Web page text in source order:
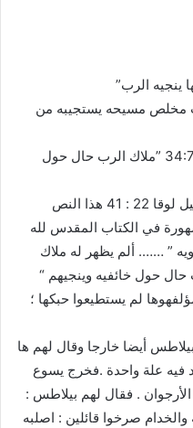
أن الرب مخلص مسيحه يستجيبه من
ولماذا يخبرنا الله في سفر المزامير 34:7 ‎”ملاك الرب حال حول
ثم نقرأ عن المسيح ابن مريم في إنجيل لوقا 22 : 41 هذا النص
في الكتاب المقدس لله
” ……. ألم يظهر له ملاك
لم يستطيعوا حبكها ؛
19 : 4-7 ” فخرج بيلاطس أيضا خارجا وقال لهم ها
فيه علة واحدة .فخرج يسوع
. فقال لهم بيلاطس :
والخدام صرخوا قائلين : اصلبه